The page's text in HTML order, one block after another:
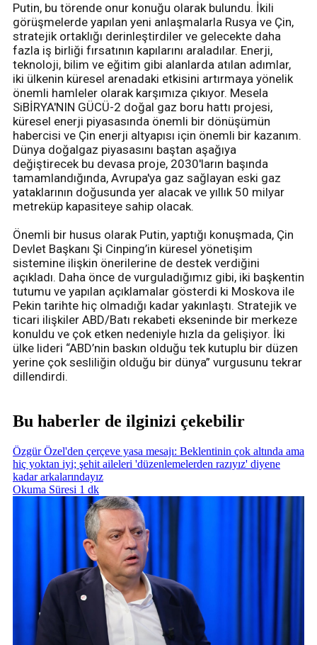
Putin, bu törende onur konuğu olarak bulundu. İkili
görüşmelerde yapılan yeni anlaşmalarla Rusya ve Çin,
stratejik ortaklığı derinleştirdiler ve gelecekte daha
fazla iş birliği fırsatının kapılarını araladılar. Enerji,
teknoloji, bilim ve eğitim gibi alanlarda atılan adımlar,
iki ülkenin küresel arenadaki etkisini artırmaya yönelik
önemli hamleler olarak karşımıza çıkıyor. Mesela
SiBİRYA'NIN GÜCÜ-2 doğal gaz boru hattı projesi,
küresel enerji piyasasında önemli bir dönüşümün
habercisi ve Çin enerji altyapısı için önemli bir kazanım.
Dünya doğalgaz piyasasını baştan aşağıya
değiştirecek bu devasa proje, 2030'ların başında
tamamlandığında, Avrupa'ya gaz sağlayan eski gaz
yataklarının doğusunda yer alacak ve yıllık 50 milyar
metreküp kapasiteye sahip olacak.
Önemli bir husus olarak Putin, yaptığı konuşmada, Çin
Devlet Başkanı Şi Cinping’in küresel yönetişim
sistemine ilişkin önerilerine de destek verdiğini
açıkladı. Daha önce de vurguladığımız gibi, iki başkentin
tutumu ve yapılan açıklamalar gösterdi ki Moskova ile
Pekin tarihte hiç olmadığı kadar yakınlaştı. Stratejik ve
ticari ilişkiler ABD/Batı rekabeti ekseninde bir merkeze
konuldu ve çok etken nedeniyle hızla da gelişiyor. İki
ülke lideri “ABD’nin baskın olduğu tek kutuplu bir düzen
yerine çok sesliliğin olduğu bir dünya” vurgusunu tekrar
dillendirdi.
Bu haberler de ilginizi çekebilir
Özgür Özel'den çerçeve yasa mesajı: Beklentinin çok altında ama
hiç yoktan iyi; şehit aileleri 'düzenlemelerden razıyız' diyene
kadar arkalarındayız
Okuma Süresi 1 dk